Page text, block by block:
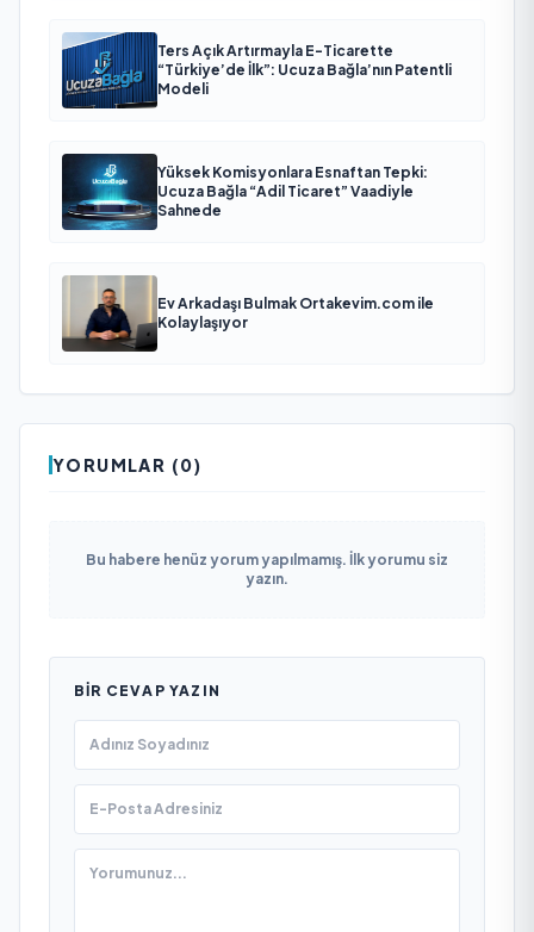
Ters Açık Artırmayla E-Ticarette
“Türkiye’de İlk”: Ucuza Bağla’nın Patentli
Modeli
Yüksek Komisyonlara Esnaftan Tepki:
Ucuza Bağla “Adil Ticaret” Vaadiyle
Sahnede
Ev Arkadaşı Bulmak Ortakevim.com ile
Kolaylaşıyor
YORUMLAR (0)
Bu habere henüz yorum yapılmamış. İlk yorumu siz
yazın.
BIR CEVAP YAZIN